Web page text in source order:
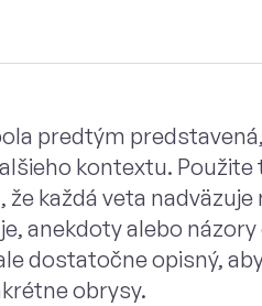
predtým
kontextu. Použite
každá veta
anekdoty alebo
dostatočne opisný,
obrysy.